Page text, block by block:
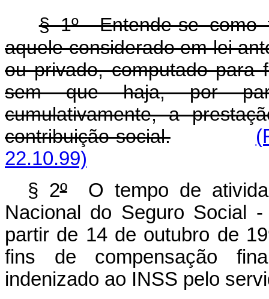
§ 1º Entende-se como
aquele considerado em lei
ou privado, computado para
sem que haja, por
cumulativamente, a
contribuição social.
22.10.99)
§ 2ºO tempo de
Nacional do Seguro Social
partir de 14 de outubro de
fins de compensação
indenizado ao INSS pelo